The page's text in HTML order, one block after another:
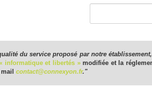
du service proposé par notre
informatique et libertés »modifiée et la
contact@connexyon.fr."